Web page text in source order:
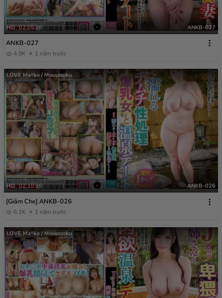
HD 02:05:28 ANKB-027
ANKB-027
4.9K 1 năm trước
LOVE Ma￮ko / Mousozoku
HD 02:10:19 ANKB-026
[Giảm Che] ANKB-026
6.1K 1 năm trước
LOVE Ma￮ko / Mousozoku